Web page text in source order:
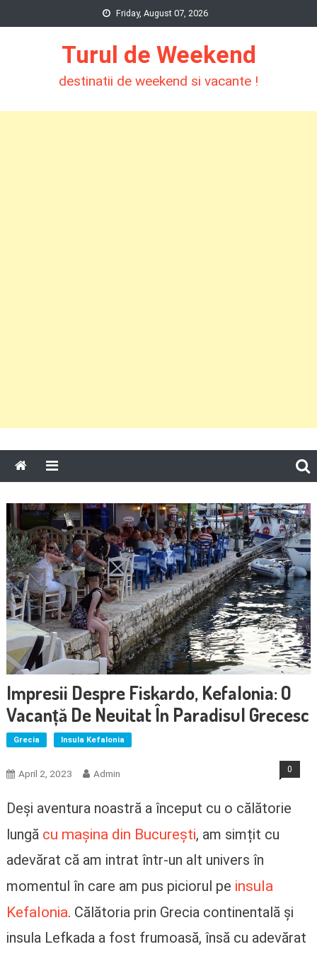
to
Friday, August 07, 2026
Turul de Weekend
destinatii de weekend si vacante !
Impresii Despre Fiskardo, Kefalonia: O
Vacanță De Neuitat În Paradisul Grecesc
Grecia Insula Kefalonia
April 2, 2023 Admin 0
Deși aventura noastră a început cu o călătorie
lungă cu mașina din București, am simțit cu
adevărat că am intrat într-un alt univers în
momentul în care am pus piciorul pe insula
Kefalonia. Călătoria prin Grecia continentală și
insula Lefkada a fost frumoasă, însă cu adevărat